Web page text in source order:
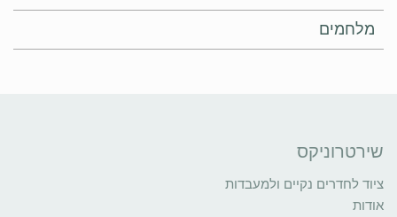
מלחמים
שירטרוניקס
ציוד לחדרים נקיים ולמעבדות
אודות